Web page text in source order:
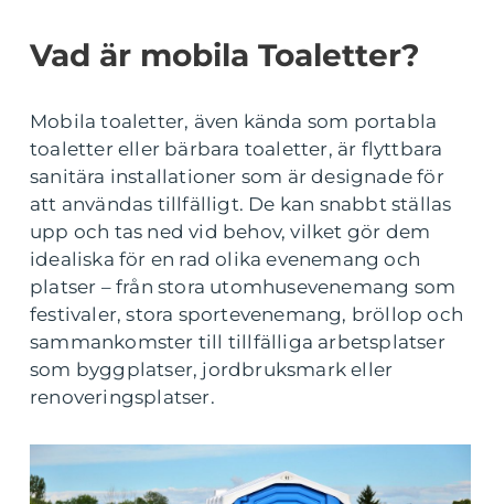
Vad är mobila Toaletter?
Mobila toaletter, även kända som portabla
toaletter eller bärbara toaletter, är flyttbara
sanitära installationer som är designade för
att användas tillfälligt. De kan snabbt ställas
upp och tas ned vid behov, vilket gör dem
idealiska för en rad olika evenemang och
platser – från stora utomhusevenemang som
festivaler, stora sportevenemang, bröllop och
sammankomster till tillfälliga arbetsplatser
som byggplatser, jordbruksmark eller
renoveringsplatser.